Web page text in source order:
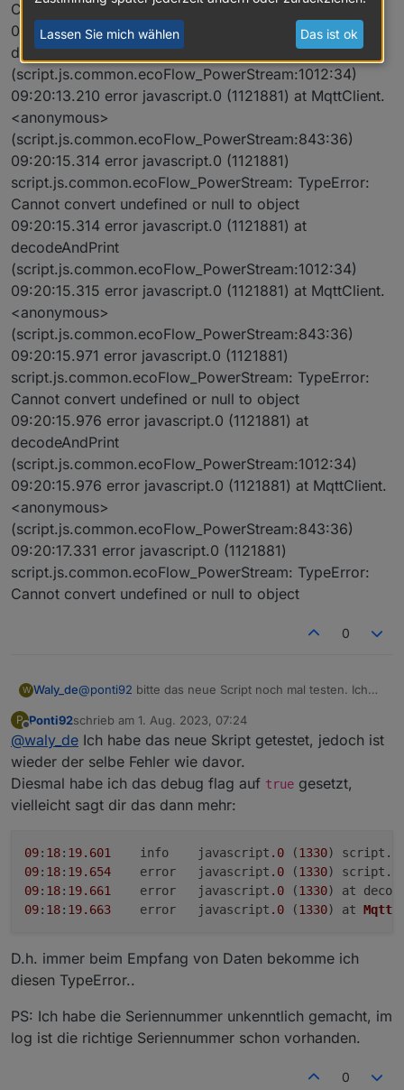
Cannot convert undefined or null to object
09:20:13.210 error javascript.0 (1121881) at
decodeAndPrint
(script.js.common.ecoFlow_PowerStream:1012:34)
09:20:13.210 error javascript.0 (1121881) at MqttClient.
<anonymous>
(script.js.common.ecoFlow_PowerStream:843:36)
09:20:15.314 error javascript.0 (1121881)
script.js.common.ecoFlow_PowerStream: TypeError:
Cannot convert undefined or null to object
09:20:15.314 error javascript.0 (1121881) at
decodeAndPrint
(script.js.common.ecoFlow_PowerStream:1012:34)
09:20:15.315 error javascript.0 (1121881) at MqttClient.
<anonymous>
(script.js.common.ecoFlow_PowerStream:843:36)
09:20:15.971 error javascript.0 (1121881)
script.js.common.ecoFlow_PowerStream: TypeError:
Cannot convert undefined or null to object
09:20:15.976 error javascript.0 (1121881) at
decodeAndPrint
(script.js.common.ecoFlow_PowerStream:1012:34)
09:20:15.976 error javascript.0 (1121881) at MqttClient.
<anonymous>
(script.js.common.ecoFlow_PowerStream:843:36)
09:20:17.331 error javascript.0 (1121881)
script.js.common.ecoFlow_PowerStream: TypeError:
Cannot convert undefined or null to object
0
W Waly_de@ponti92 bitte das neue Script noch mal testen. Ich
Wenn da Einträge mit:
Ungültiger hexString: XXX
kommen, bitte schicken.
P
Offline
Ponti92schrieb am 1. Aug. 2023, 07:24
zuletzt editiert von
@waly_de Ich habe das neue Skript getestet, jedoch ist
wieder der selbe Fehler wie davor.
Diesmal habe ich das debug flag auf true gesetzt,
vielleicht sagt dir das dann mehr:
09: 18: 19.601
	info	javascript
.0 (1330) script.
09: 18: 19.654
	error	javascript
.0 (1330) script.
09: 18: 19.661
	error	javascript
.0 (1330) at
09: 18: 19.663
	error	javascript
.0 (1330) at
D.h. immer beim Empfang von Daten bekomme ich
diesen TypeError..
PS: Ich habe die Seriennummer unkenntlich gemacht, im
log ist die richtige Seriennummer schon vorhanden.
0
Lassen Sie mich wählen Das ist ok